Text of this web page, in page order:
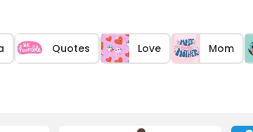
Quotes Love Mom